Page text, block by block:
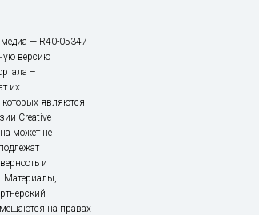
медиа — R40-05347
версию
–
их
являются
Creative
может не
и
Материалы,
на правах